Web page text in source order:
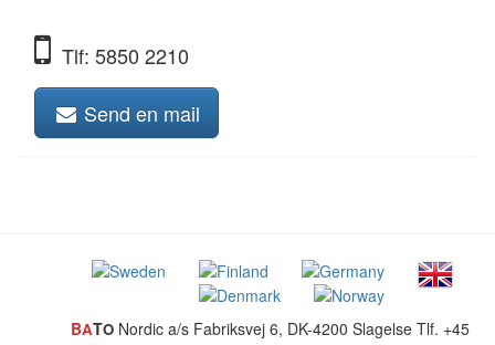
Tlf: 5850 2210
Send en mail
BATONordic a/s Fabriksvej 6, DK-4200 Slagelse Tlf. +45